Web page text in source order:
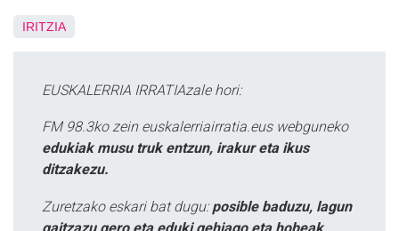
IRITZIA
EUSKALERRIA IRRATIAzale hori:
FM 98.3ko zein euskalerriairratia.eus webguneko
edukiak musu truk entzun, irakur eta ikus
ditzakezu.
Zuretzako eskari bat dugu: posible baduzu, lagun